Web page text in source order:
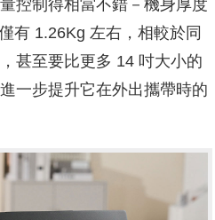
控制得相當不錯－機身厚度
有 1.26Kg 左右，相較於同
甚至要比更多 14 吋大小的
一步提升它在外出攜帶時的